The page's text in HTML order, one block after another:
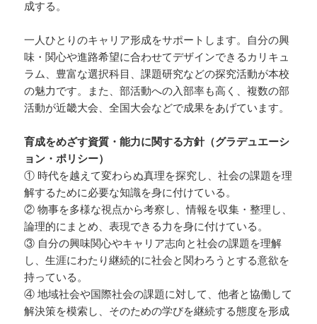
成する。
一人ひとりのキャリア形成をサポートします。自分の興
味・関心や進路希望に合わせてデザインできるカリキュ
ラム、豊富な選択科目、課題研究などの探究活動が本校
の魅力です。また、部活動への入部率も高く、複数の部
活動が近畿大会、全国大会などで成果をあげています。
育成をめざす資質・能力に関する方針（グラデュエーシ
ョン・ポリシー）
① 時代を越えて変わらぬ真理を探究し、社会の課題を理
解するために必要な知識を身に付けている。
② 物事を多様な視点から考察し、情報を収集・整理し、
論理的にまとめ、表現できる力を身に付けている。
③ 自分の興味関心やキャリア志向と社会の課題を理解
し、生涯にわたり継続的に社会と関わろうとする意欲を
持っている。
④ 地域社会や国際社会の課題に対して、他者と協働して
解決策を模索し、そのための学びを継続する態度を形成